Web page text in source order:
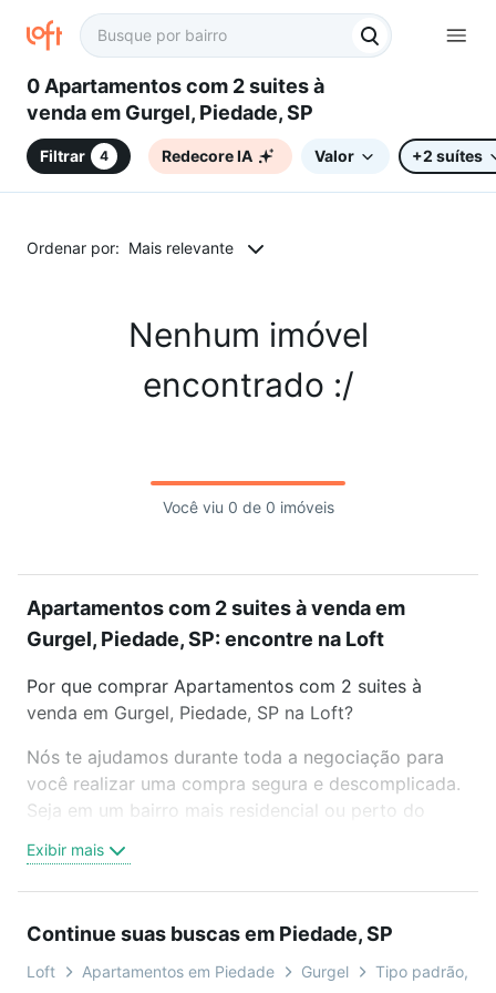
0 Apartamentos com 2 suites à
venda em Gurgel, Piedade, SP
Filtrar 4 Redecore IA Valor +2 suítes
Ordenar por: Mais relevante
Nenhum imóvel
encontrado :/
Você viu 0 de 0 imóveis
Apartamentos com 2 suites à venda em
Gurgel, Piedade, SP: encontre na Loft
Por que comprar Apartamentos com 2 suites à
venda em Gurgel, Piedade, SP na Loft?
Nós te ajudamos durante toda a negociação para
você realizar uma compra segura e descomplicada.
Seja em um bairro mais residencial ou perto do
oferta ideal de Apartamentos com 2 suites à venda
em Gurgel, Piedade, SP para conquistar seu sonho.
é grátis, sem compromisso e você ainda conta com
mais de 46 mil corretores e imobiliárias te ajudando
Exibir mais
Continue suas buscas em Piedade, SP
Loft Apartamentos em Piedade Gurgel Tipo padrão,